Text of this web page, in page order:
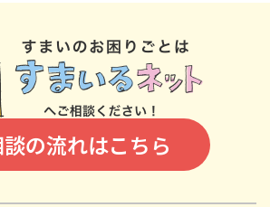
の流れはこちら